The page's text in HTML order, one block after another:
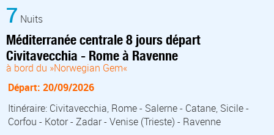
7 Nuits
Méditerranée centrale 8 jours départ
Civitavecchia - Rome à Ravenne
à bord du »Norwegian Gem«
Départ: 20/09/2026
Itinéraire: Civitavecchia, Rome - Salerne - Catane, Sicile -
Corfou - Kotor - Zadar - Venise (Trieste) - Ravenne